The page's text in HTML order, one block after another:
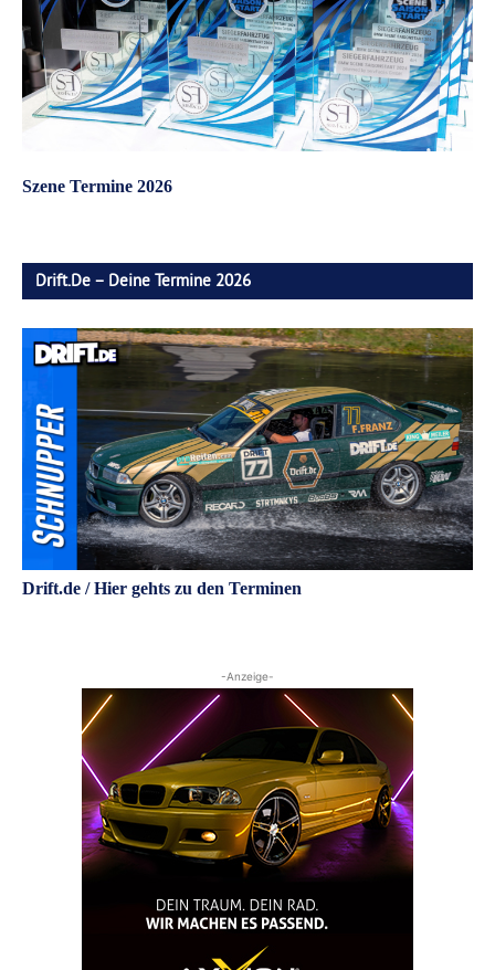
Szene Termine 2026
Drift.de – Deine Termine 2026
Drift.de / Hier gehts zu den Terminen
-Anzeige-